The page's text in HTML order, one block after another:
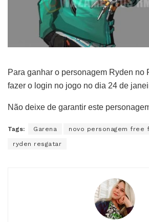
Para ganhar o personagem Ryden no
fazer o login no jogo no dia 24 de
Não deixe de garantir este
Tags: Garena novo personagem free
ryden resgatar